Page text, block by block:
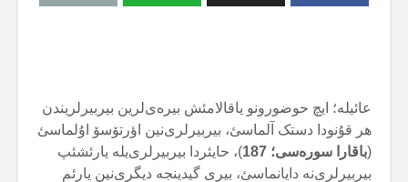
عائیلە؛ ایچ حوضورونو یاقالامئش بیرەی‌لرین بیربیرلریندن
هر قۇنودا دستک آلماسئ، بیربیرلری‌نین اؤرتۆسۆ اۇلماسئ
(باقارا سورەسی؛ 187
)، حایئردا بیربیرلری‌یلە یارئشئپ
بیربیرلری‌نە دایانماسئ، بیری گیدینجە دیگری‌نین یارئم